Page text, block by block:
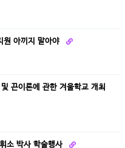
원 아끼지 말아야
끈이론에 관한 겨울학교 개최
소 박사 학술행사